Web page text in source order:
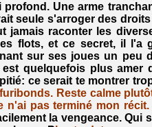
Une arme
seule s'arroger des
jamais raconter les
flots, et ce secret, il l'a
sur ses joues un peu
quelquefois plus amer
ce serait te montrer
Reste calme
n'ai pas terminé mon récit.
la vengeance. Qui